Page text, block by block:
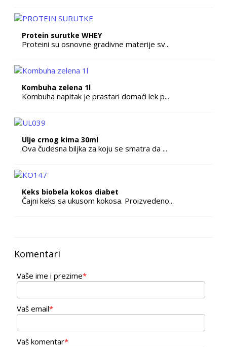
Protein surutke WHEY
Proteini su osnovne gradivne materije sv...
Kombuha zelena 1l
Kombuha napitak je prastari domaći lek p...
Ulje crnog kima 30ml
Ova čudesna biljka za koju se smatra da ...
Keks biobela kokos diabet
Čajni keks sa ukusom kokosa. Proizvedeno...
Komentari
Vaše ime i prezime*
Vaš email*
Vaš komentar*